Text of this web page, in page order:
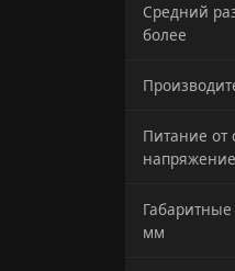
Средний
более
Питание от
мм